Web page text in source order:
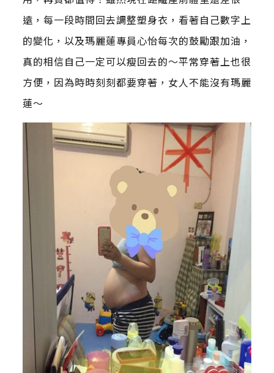
遠，每一段時間回去調整塑身衣，看著自己數字上
的變化，以及瑪麗蓮專員心怡每次的鼓勵跟加油，
真的相信自己一定可以瘦回去的～平常穿著上也很
方便，因為時時刻刻都要穿著，女人不能沒有瑪麗
蓮～